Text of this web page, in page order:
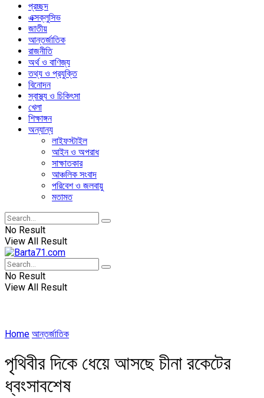
প্রচ্ছদ
এক্সক্লুসিভ
জাতীয়
আন্তর্জাতিক
রাজনীতি
অর্থ ও বাণিজ্য
তথ্য ও প্রযুক্তি
বিনোদন
স্বাস্থ্য ও চিকিৎসা
খেলা
শিক্ষাঙ্গন
অন্যান্য
লাইফস্টাইল
আইন ও অপরাধ
সাক্ষাতকার
আঞ্চলিক সংবাদ
পরিবেশ ও জলবায়ু
মতামত
No Result
View All Result
No Result
View All Result
Home আন্তর্জাতিক
পৃথিবীর দিকে ধেয়ে আসছে চীনা রকেটের
ধ্বংসাবশেষ